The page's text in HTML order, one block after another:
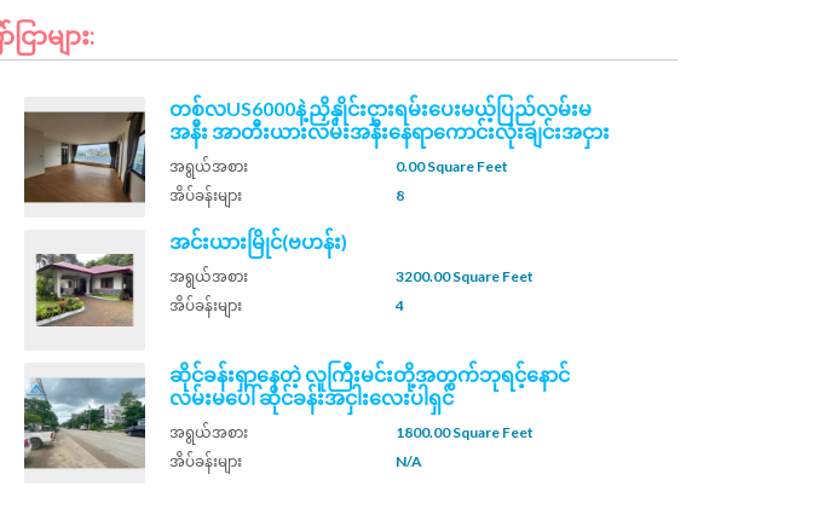
ာများ:
တစ်လUS6000နဲ့ညှိနှိုင်းငှားရမ်းပေးမယ့်ပြည်လမ်းမ
အနီး အာတီးယားလမ်းအနီးနေရာကောင်းလုံးချင်းအငှား
အရွယ်အစား
0.00 Square Feet
အိပ်ခန်းများ
8
အင်းယားမြိုင်(ဗဟန်း)
အရွယ်အစား
3200.00 Square Feet
အိပ်ခန်းများ
4
ဆိုင်ခန်းရှာနေတဲ့ လူကြီးမင်းတို့အတွက်ဘုရင့်နောင်
လမ်းမပေါ် ဆိုင်ခန်းအငှါးလေးပါရှင်
အရွယ်အစား
1800.00 Square Feet
အိပ်ခန်းများ
N/A